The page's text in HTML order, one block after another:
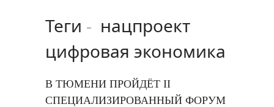
Теги - нацпроект
цифровая экономика
В ТЮМЕНИ ПРОЙДЁТ II
СПЕЦИАЛИЗИРОВАННЫЙ ФОРУМ